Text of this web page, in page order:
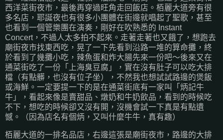
西洋菜街夜市，最後再穿過旺角走回飯店。栢麗大道旁有很
多名店，耶誕夜也有很多小團體在街邊就唱起了聖歌，甚至
也看到一個管樂團在演奏，剛好在吹熟悉的 Instant
Concert，不過人太多拍不起來。走著走著也又餓了，想跑去
廟街夜市找東西吃，晃了一下先看到沿路一堆的算命攤，終
於看到了幾攤小吃，辣魚蛋和炸大腸先來一份吧～後來又在
通菜街吃了一份「上海臭豆腐」，實在沒有肚子可以吃大排
檔（有點髒，也沒有位子坐），不然我也想試試路邊的煲飯
或海鮮。一定要提一下的是在通菜街底有一家叫「炳記牛
牛」，看起來像是賣甜品、燉奶和牛奶飲品，看到的時候吃
不下，想吃的時候卻又沒有開，沒機會試一下真是有點遺
憾。（因為店名有個炳，又叫什麼牛牛，真有趣）
栢麗大道的一排名品店，右邊這張是廟街夜市，路邊的大排